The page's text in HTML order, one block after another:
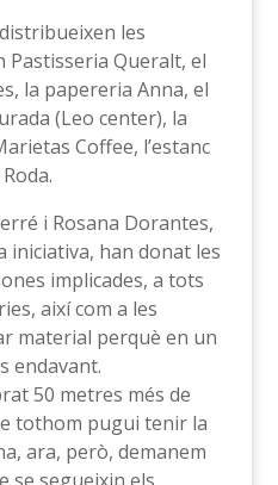
les
Pastisseria Queralt, el
la papereria Anna, el
(Leo center), la
Coffee, l’estanc
i Rosana Dorantes,
iniciativa, han donat les
implicades, a tots
així com a les
material perquè en un
endavant.
50 metres més de
tothom pugui tenir la
ara, però, demanem